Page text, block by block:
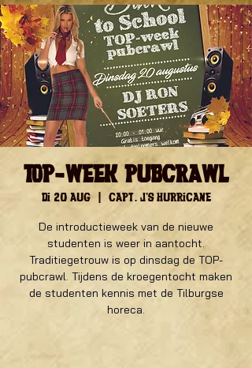
TOP-week pubcrawl
di 20 aug
  |
Capt. J's Hurricane
De introductieweek van de nieuwe
studenten is weer in aantocht.
Traditiegetrouw is op dinsdag de TOP-
pubcrawl. Tijdens de kroegentocht maken
de studenten kennis met de Tilburgse
horeca.